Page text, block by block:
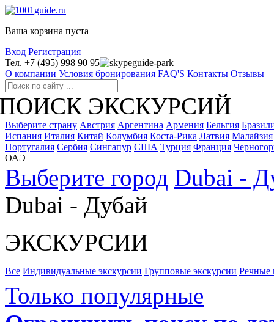
Ваша корзина пуста
Вход Регистрация
Тел. +7 (495) 998 90 95
guide-park
О компании Условия бронирования FAQ'S Контакты Отзывы
ЭКСКУРСИЙ
Выберите страну Австрия Аргентина Армения Бельгия
Испания Италия Китай Колумбия Коста-Рика Латвия Малайзия
Португалия Сербия Сингапур США Турция Франция
ОАЭ
Выберите город Dubai -
Dubai - Дубай
ЭКСКУРСИИ
Все Индивидуальные экскурсии Групповые экскурсии Речные
Только популярные